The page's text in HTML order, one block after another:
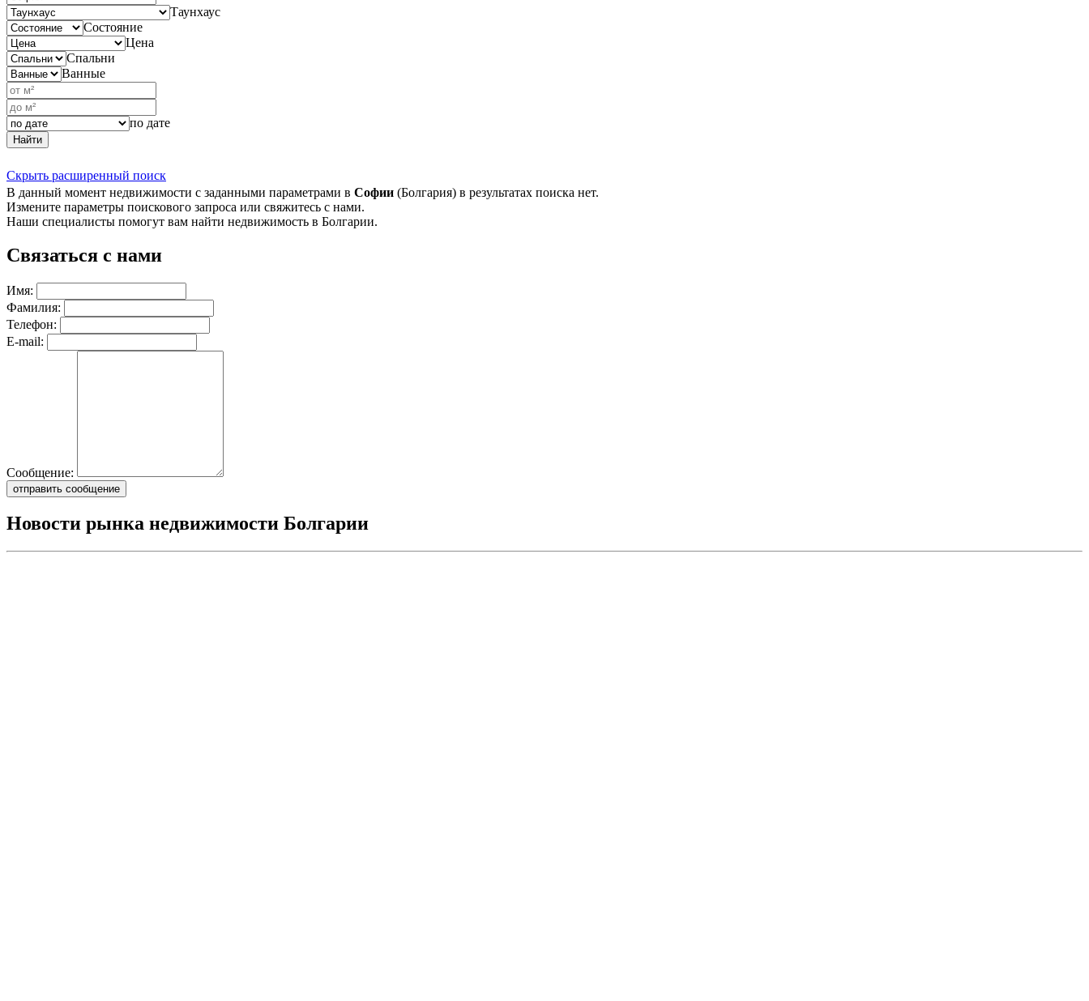
Таунхаус
Состояние
Цена
Спальни
Ванные
по дате
Найти
Скрыть расширенный поиск
В данный момент недвижимости с заданными параметрами в Софии (Болгария) в результатах поиска нет.
Измените параметры поискового запроса или свяжитесь с нами.
Наши специалисты помогут вам найти недвижимость в Болгарии.
Связаться с нами
Имя:
Фамилия:
Телефон:
E-mail:
Сообщение:
отправить сообщение
Новости рынка недвижимости Болгарии